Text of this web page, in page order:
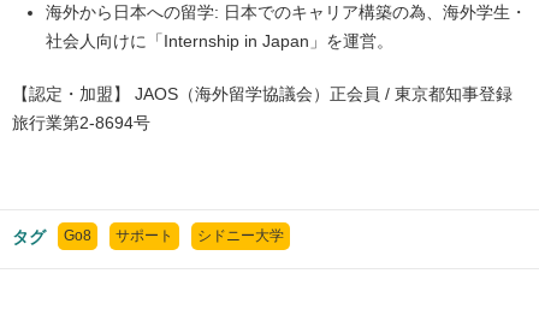
海外から日本への留学: 日本でのキャリア構築の為、海外学生・
社会人向けに「Internship in Japan」を運営。
【認定・加盟】 JAOS（海外留学協議会）正会員 / 東京都知事登録
旅行業第2-8694号
タグ Go8 サポート シドニー大学